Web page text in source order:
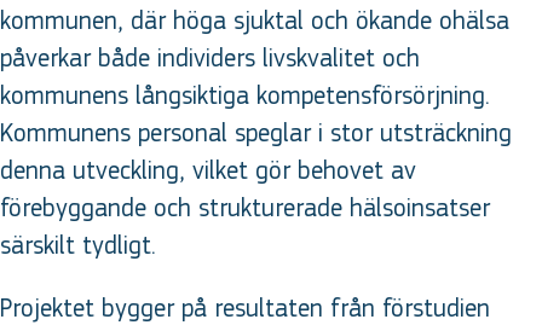
kommunen, där höga sjuktal och ökande ohälsa
påverkar både individers livskvalitet och
kommunens långsiktiga kompetensförsörjning.
Kommunens personal speglar i stor utsträckning
denna utveckling, vilket gör behovet av
förebyggande och strukturerade hälsoinsatser
särskilt tydligt.
Projektet bygger på resultaten från förstudien